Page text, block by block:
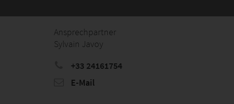
Ansprechpartner
Sylvain Javoy
+33 24161754
E-Mail